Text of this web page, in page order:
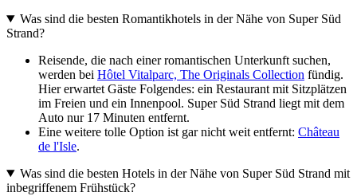
Was sind die besten Romantikhotels in der Nähe von Super Süd
Strand?
Reisende, die nach einer romantischen Unterkunft suchen,
werden bei Hôtel Vitalparc, The Originals Collection fündig.
Hier erwartet Gäste Folgendes: ein Restaurant mit Sitzplätzen
im Freien und ein Innenpool. Super Süd Strand liegt mit dem
Auto nur 17 Minuten entfernt.
Eine weitere tolle Option ist gar nicht weit entfernt: Château
de l'Isle.
Was sind die besten Hotels in der Nähe von Super Süd Strand mit
inbegriffenem Frühstück?